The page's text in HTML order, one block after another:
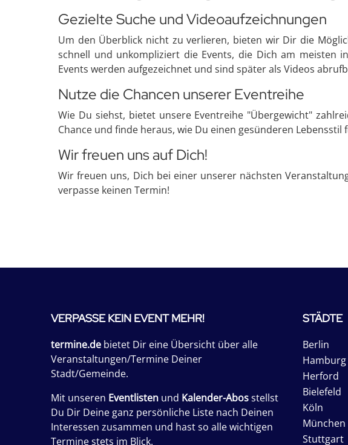
Gezielte Suche und Videoaufzeichnungen
Um den Überblick nicht zu verlieren, bieten wir Dir die
schnell und unkompliziert die Events, die Dich am meisten
Events werden aufgezeichnet und sind später als Videos
Nutze die Chancen unserer Eventreihe
Wie Du siehst, bietet unsere Eventreihe "Übergewicht"
Chance und finde heraus, wie Du einen gesünderen Lebensstil
Wir freuen uns auf Dich!
Wir freuen uns, Dich bei einer unserer nächsten
verpasse keinen Termin!
VERPASSE KEIN EVENT MEHR!
termine.de bietet Dir eine Übersicht über alle
Veranstaltungen/Termine Deiner
Stadt/Gemeinde.
Mit unseren Eventlisten und Kalender-Abosstellst
Du Dir Deine ganz persönliche Liste nach Deinen
Interessen zusammen und hast so alle wichtigen
Termine stets im Blick.
STÄDTE
Berlin
Hamburg
Herford
Bielefeld
Köln
München
Stuttgart